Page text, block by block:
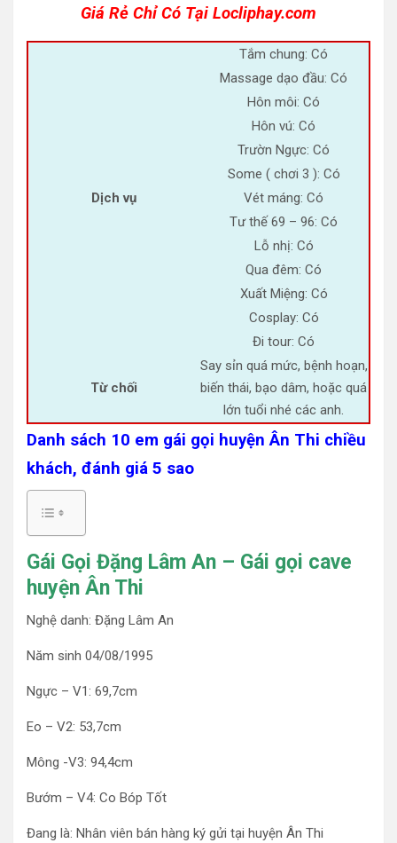
Giá Rẻ Chỉ Có Tại Locliphay.com
Dịch vụ
Tắm chung: Có
Massage dạo đầu: Có
Hôn môi: Có
Hôn vú: Có
Trườn Ngực: Có
Some ( chơi 3 ): Có
Vét máng: Có
Tư thế 69 – 96: Có
Lỗ nhị: Có
Qua đêm: Có
Xuất Miệng: Có
Cosplay: Có
Đi tour: Có
Từ chối
Say sỉn quá mức, bệnh hoạn,
biến thái, bạo dâm, hoặc quá
lớn tuổi nhé các anh.
Danh sách 10 em gái gọi huyện Ân Thi chiều
khách, đánh giá 5 sao
Gái Gọi Đặng Lâm An – Gái gọi cave
huyện Ân Thi
Nghệ danh: Đặng Lâm An
Năm sinh 04/08/1995
Ngực – V1: 69,7cm
Eo – V2: 53,7cm
Mông -V3: 94,4cm
Bướm – V4: Co Bóp Tốt
Đang là: Nhân viên bán hàng ký gửi tại huyện Ân Thi